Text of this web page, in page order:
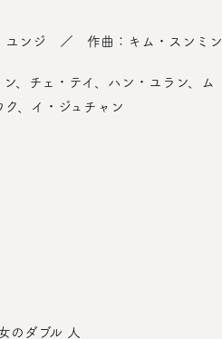
ユンジ ／ 作曲：キム・スンミン
、チェ・テイ、ハン・ユラン、ム
、イ・ジュチャン
のダブル 人